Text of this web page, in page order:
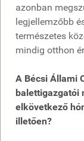
azonban
legjellemzőbb
természetes
mindig otthon
A Bécsi Állami
balettigazgatói
elkövetkező
illetően?